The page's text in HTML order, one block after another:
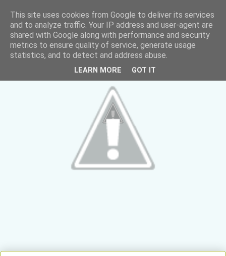
This site uses cookies from Google to deliver its services
and to analyze traffic. Your IP address and user-agent are
shared with Google along with performance and security
metrics to ensure quality of service, generate usage
statistics, and to detect and address abuse.
LEARN MORE GOT IT